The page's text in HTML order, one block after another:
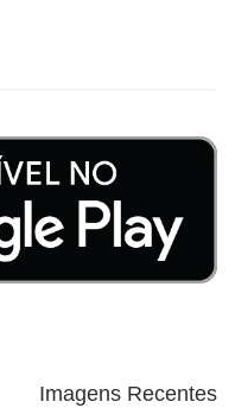
Imagens Recentes